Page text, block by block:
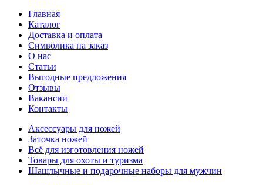
Главная
Каталог
Доставка и оплата
Символика на заказ
О нас
Статьи
Выгодные предложения
Отзывы
Вакансии
Контакты
Аксессуары для ножей
Заточка ножей
Всё для изготовления ножей
Товары для охоты и туризма
Шашлычные и подарочные наборы для мужчин